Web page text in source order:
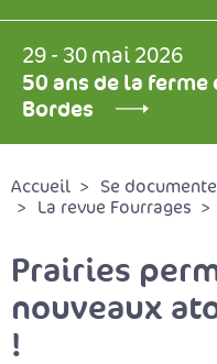
29 - 30 mai 2026
50 ans de la
Bordes
Accueil
Se
La revue Fourrages
Prairies
nouveaux
!